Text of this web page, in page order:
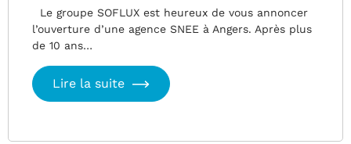
Le groupe SOFLUX est heureux de vous annoncer
l’ouverture d’une agence SNEE à Angers. Après plus
de 10 ans…
Lire la suite